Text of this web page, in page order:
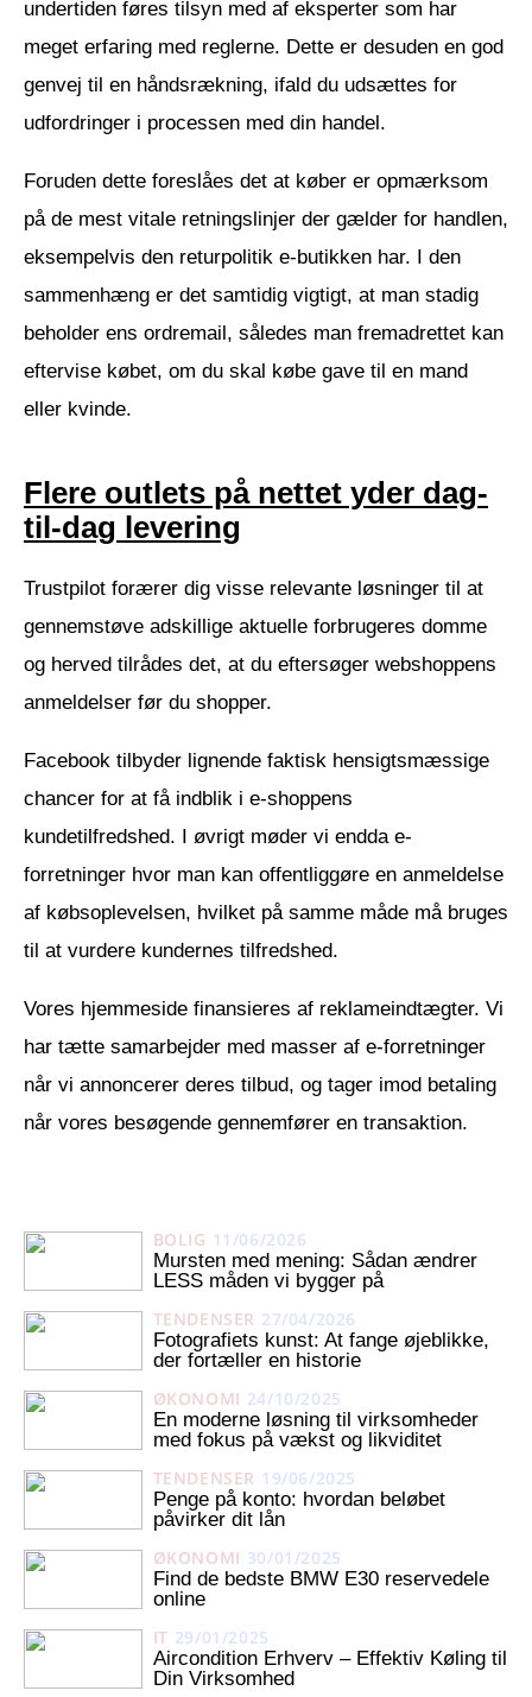
undertiden føres tilsyn med af eksperter som har
meget erfaring med reglerne. Dette er desuden en god
genvej til en håndsrækning, ifald du udsættes for
udfordringer i processen med din handel.
Foruden dette foreslåes det at køber er opmærksom
på de mest vitale retningslinjer der gælder for handlen,
eksempelvis den returpolitik e-butikken har. I den
sammenhæng er det samtidig vigtigt, at man stadig
beholder ens ordremail, således man fremadrettet kan
eftervise købet, om du skal købe gave til en mand
eller kvinde.
Flere outlets på nettet yder dag-
til-dag levering
Trustpilot forærer dig visse relevante løsninger til at
gennemstøve adskillige aktuelle forbrugeres domme
og herved tilrådes det, at du eftersøger webshoppens
anmeldelser før du shopper.
Facebook tilbyder lignende faktisk hensigtsmæssige
chancer for at få indblik i e-shoppens
kundetilfredshed. I øvrigt møder vi endda e-
forretninger hvor man kan offentliggøre en anmeldelse
af købsoplevelsen, hvilket på samme måde må bruges
til at vurdere kundernes tilfredshed.
Vores hjemmeside finansieres af reklameindtægter. Vi
har tætte samarbejder med masser af e-forretninger
når vi annoncerer deres tilbud, og tager imod betaling
når vores besøgende gennemfører en transaktion.
BOLIG 11/06/2026
Mursten med mening: Sådan ændrer
LESS måden vi bygger på
TENDENSER 27/04/2026
Fotografiets kunst: At fange øjeblikke,
der fortæller en historie
ØKONOMI 24/10/2025
En moderne løsning til virksomheder
med fokus på vækst og likviditet
TENDENSER 19/06/2025
Penge på konto: hvordan beløbet
påvirker dit lån
ØKONOMI 30/01/2025
Find de bedste BMW E30 reservedele
online
IT 29/01/2025
Aircondition Erhverv – Effektiv Køling til
Din Virksomhed